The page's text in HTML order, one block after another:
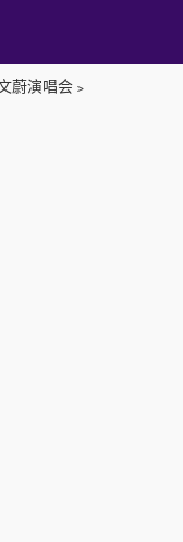
蔚演唱会 ﹥